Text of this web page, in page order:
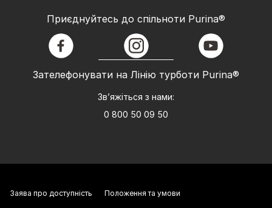
Зателефонувати на Лінію турботи Purina®
Зв’яжіться з нами:
0 800 50 09 50
Приєднуйтесь до спільноти Purina®
facebook instagram youtube
Заява про доступність Положення та умови